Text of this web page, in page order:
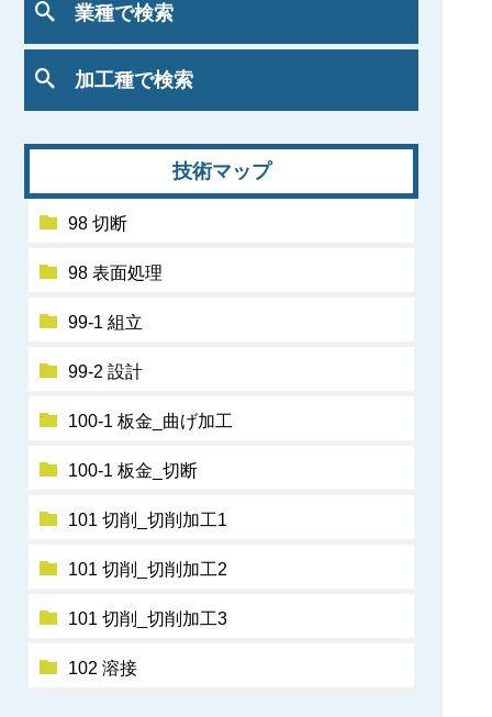
業種で検索
加工種で検索
技術マップ
98 切断
98 表面処理
99-1 組立
99-2 設計
100-1 板金_曲げ加工
100-1 板金_切断
101 切削_切削加工1
101 切削_切削加工2
101 切削_切削加工3
102 溶接